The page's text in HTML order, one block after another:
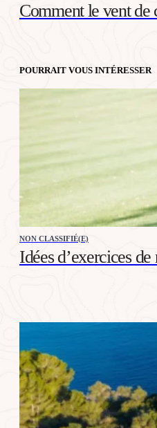
Comment le vent
POURRAIT VOUS INTÉRESSER
NON CLASSIFIÉ(E)
Idées d’exercices